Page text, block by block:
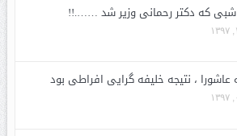
شبی که دکتر رحمانی وزیر شد …….!!
عاشورا ، نتیجه خلیفه گرایی افراطی بود